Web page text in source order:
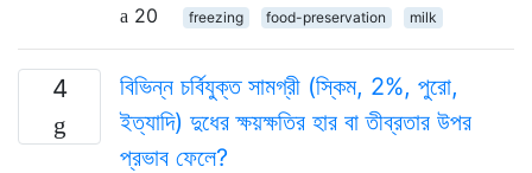
20
freezing food-preservation milk
4
বিভিন্ন চর্বিযুক্ত সামগ্রী (স্কিম, 2%, পুরো,
ইত্যাদি) দুধের ক্ষয়ক্ষতির হার বা তীব্রতার উপর
প্রভাব ফেলে?